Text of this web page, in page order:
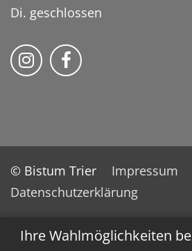
Ihre Wahlmöglichkeiten
Di. geschlossen
Bistum Trier auf
Bistum Trier auf
© Bistum Trier
Impressum
Datenschutzerklärung